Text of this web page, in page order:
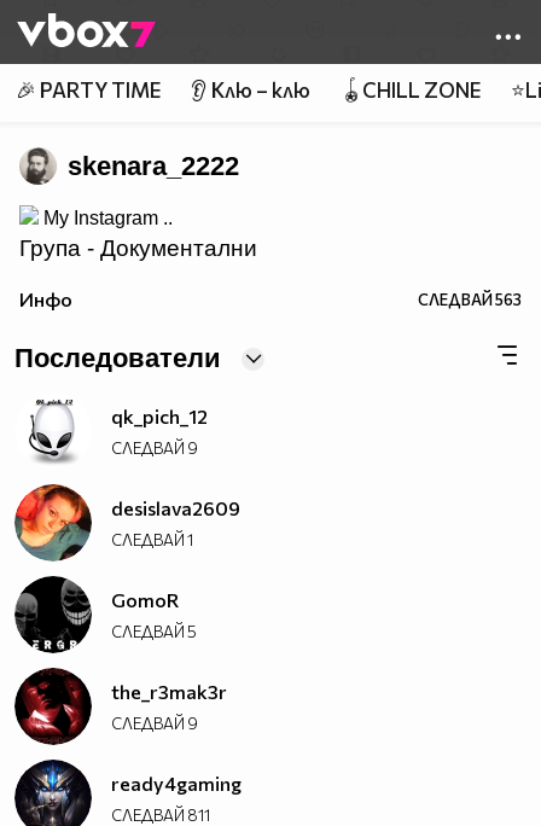
👾
🎉 PARTY TIME 👂 Клю – клю 🪀CHILL ZONE
skenara_2222
My Instagram ..
Група - Документални
Филми!
Инфо СЛЕДВАЙ563
Последователи
qk_pich_12
СЛЕДВАЙ 9
desislava2609
СЛЕДВАЙ1
GomoR
СЛЕДВАЙ5
the_r3mak3r
СЛЕДВАЙ 9
ready4gaming
СЛЕДВАЙ 811